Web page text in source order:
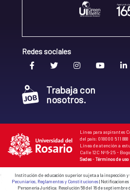
Redes sociales
Trabaja con
nosotros.
Línea para aspirantes
del país: 018000 511 888
Línea de atención a
Calle 12C Nº 6-25 -
Sedes-Términos de uso
Institución de educación superior sujeta a la inspección
Pecuniarios, Reglamentos y Constituciones|
Personería Jurídica: Resolución 58 del 16 de septiembre